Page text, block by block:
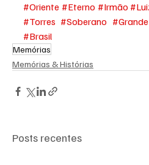
#Oriente #Eterno #Irmão
#Torres #Soberano #Grande
#Brasil
Memórias
Memórias & Histórias
Posts recentes